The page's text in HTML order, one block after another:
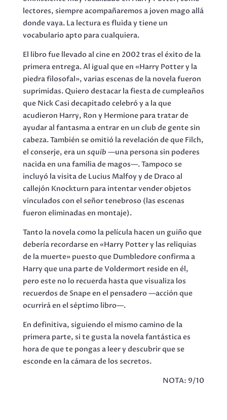
lectores, siempre acompañaremos a joven mago allá
donde vaya. La lectura es fluida y tiene un
vocabulario apto para cualquiera.
El libro fue llevado al cine en 2002 tras el éxito de la
primera entrega. Al igual que en «Harry Potter y la
piedra filosofal», varias escenas de la novela fueron
suprimidas. Quiero destacar la fiesta de cumpleaños
que Nick Casi decapitado celebró y a la que
acudieron Harry, Ron y Hermione para tratar de
ayudar al fantasma a entrar en un club de gente sin
cabeza. También se omitió la revelación de que Filch,
el conserje, era un squib —una persona sin poderes
nacida en una familia de magos—. Tampoco se
incluyó la visita de Lucius Malfoy y de Draco al
callejón Knockturn para intentar vender objetos
vinculados con el señor tenebroso (las escenas
fueron eliminadas en montaje).
Tanto la novela como la película hacen un guiño que
debería recordarse en «Harry Potter y las reliquias
de la muerte» puesto que Dumbledore confirma a
Harry que una parte de Voldermort reside en él,
pero este no lo recuerda hasta que visualiza los
recuerdos de Snape en el pensadero —acción que
ocurrirá en el séptimo libro—.
En definitiva, siguiendo el mismo camino de la
primera parte, si te gusta la novela fantástica es
hora de que te pongas a leer y descubrir que se
esconde en la cámara de los secretos.
NOTA: 9/10